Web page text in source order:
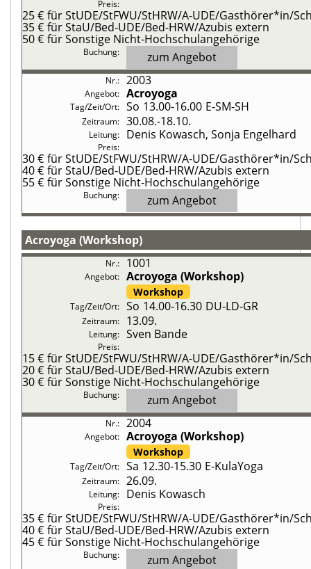
25 € für StUDE/StFWU/StHRW/A-UDE/Gasthörer*in/
35 € für StaU/Bed-UDE/Bed-HRW/Azubis extern
50 € für Sonstige Nicht-Hochschulangehörige
zum Angebot
2003
Acroyoga
So 13.00-16.00 E-SM-SH
30.08.-18.10.
Denis Kowasch, Sonja Engelhard
30 € für StUDE/StFWU/StHRW/A-UDE/Gasthörer*in/
40 € für StaU/Bed-UDE/Bed-HRW/Azubis extern
55 € für Sonstige Nicht-Hochschulangehörige
zum Angebot
Acroyoga (Workshop)
1001
Acroyoga (Workshop)
Workshop
So 14.00-16.30 DU-LD-GR
13.09.
Sven Bande
15 € für StUDE/StFWU/StHRW/A-UDE/Gasthörer*in/
20 € für StaU/Bed-UDE/Bed-HRW/Azubis extern
30 € für Sonstige Nicht-Hochschulangehörige
zum Angebot
2004
Acroyoga (Workshop)
Workshop
Sa 12.30-15.30 E-KulaYoga
26.09.
Denis Kowasch
35 € für StUDE/StFWU/StHRW/A-UDE/Gasthörer*in/
40 € für StaU/Bed-UDE/Bed-HRW/Azubis extern
45 € für Sonstige Nicht-Hochschulangehörige
zum Angebot